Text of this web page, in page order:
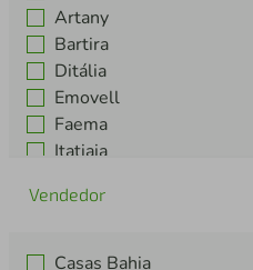
Artany
Bartira
Ditália
Emovell
Faema
Itatiaia
Kappesberg
Casas Bahia